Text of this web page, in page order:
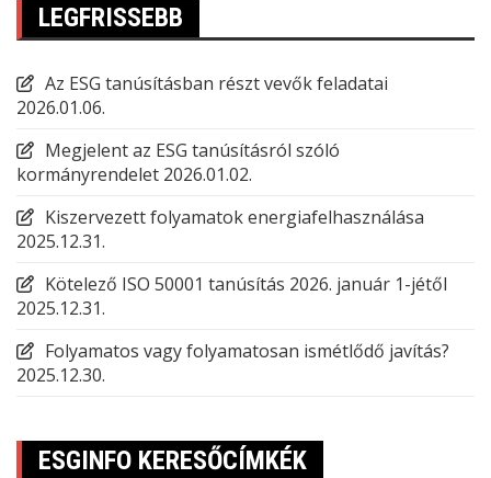
LEGFRISSEBB
Az ESG tanúsításban részt vevők feladatai
2026.01.06.
Megjelent az ESG tanúsításról szóló
kormányrendelet 2026.01.02.
Kiszervezett folyamatok energiafelhasználása
2025.12.31.
Kötelező ISO 50001 tanúsítás 2026. január 1-jétől
2025.12.31.
Folyamatos vagy folyamatosan ismétlődő javítás?
2025.12.30.
ESGINFO KERESŐCÍMKÉK